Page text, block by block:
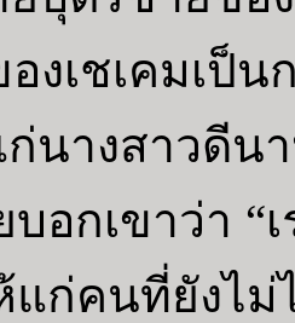
องเชเคมเ
นางสาวดีน
บอกเขาว่า
แก่คนที่ยังไ